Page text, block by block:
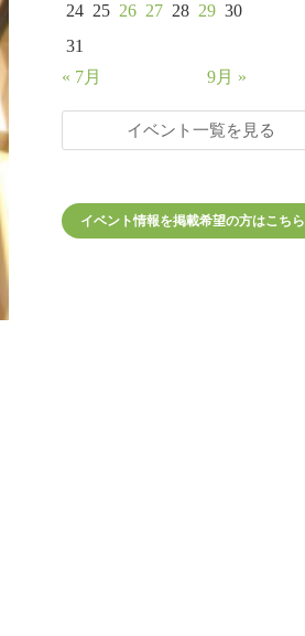
24 25 26 27 28 29 30
31
« 7月
9月 »
イベント一覧を見る
イベント情報を掲載希望の方はこちら